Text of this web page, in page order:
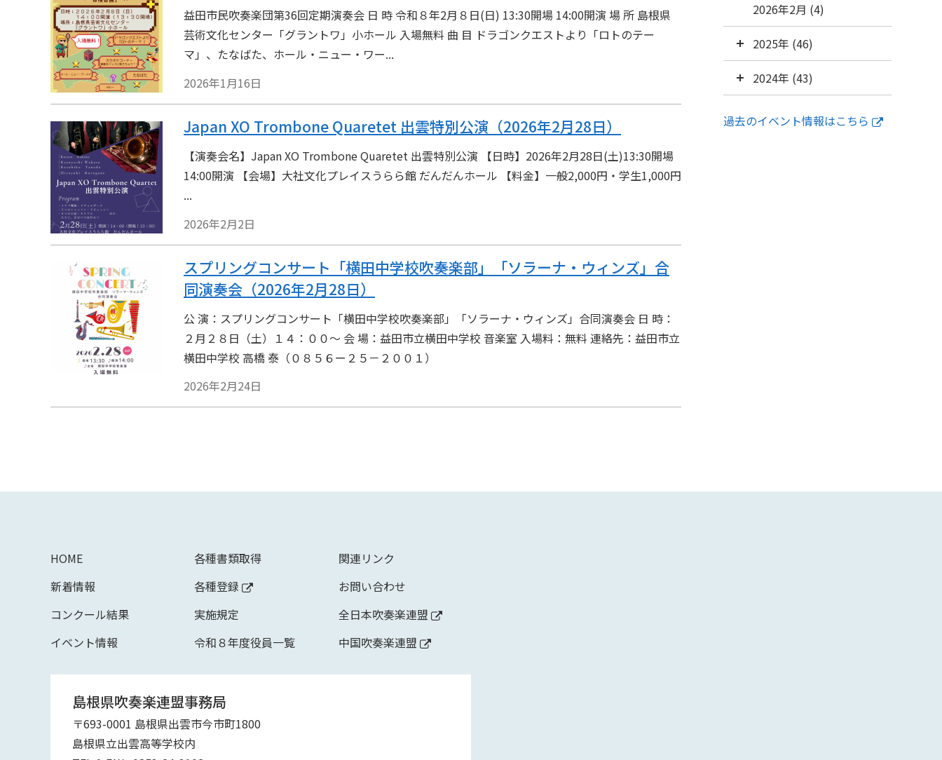
益田市民吹奏楽団第36回定期演奏会 日 時 令和８年2月８日(日) 13:30開場 14:00開演 場 所 島根県
芸術文化センター「グラントワ」小ホール 入場無料 曲 目 ドラゴンクエストより「ロトのテー
マ」、たなばた、ホール・ニュー・ワー...
2026年1月16日
Japan XO Trombone Quaretet 出雲特別公演（2026年2月28日）
【演奏会名】Japan XO Trombone Quaretet 出雲特別公演 【日時】2026年2月28日(土)13:30開場
14:00開演 【会場】大社文化プレイスうらら館 だんだんホール 【料金】一般2,000円・学生1,000円
...
2026年2月2日
スプリングコンサート「横田中学校吹奏楽部」「ソラーナ・ウィンズ」合
同演奏会（2026年2月28日）
公 演：スプリングコンサート「横田中学校吹奏楽部」「ソラーナ・ウィンズ」合同演奏会 日 時：
２月２８日（土）１４：００～ 会 場：益田市立横田中学校 音楽室 入場料：無料 連絡先：益田市立
横田中学校 高橋 泰（０８５６ー２５－２００１）
2026年2月24日
2026年2月 (4)
2025年 (46)
2024年 (43)
過去のイベント情報はこちら
HOME
新着情報
コンクール結果
イベント情報
各種書類取得
各種登録
実施規定
令和８年度役員一覧
関連リンク
お問い合わせ
全日本吹奏楽連盟
中国吹奏楽連盟
島根県吹奏楽連盟事務局
〒693-0001 島根県出雲市今市町1800
島根県立出雲高等学校内